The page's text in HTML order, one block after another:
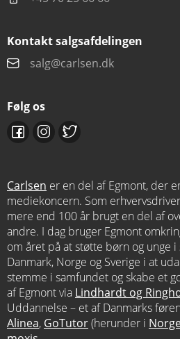
Kontakt salgsafdelingen
salg@carlsen.dk
Følg os
Carlsen er en del af Egmont, der
mediekoncern. Som
mere end 100 år brugt en del af
andre. I dag bruger Egmont
om året på at støtte børn og unge
Danmark, Norge og Sverige i at
stemme i samfundet og skabe et
af Egmont via Lindhardt og
Uddannelse – et af Danmarks
Alinea, GoTutor(herunder i